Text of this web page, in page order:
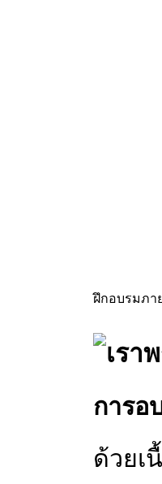
ฝึกอบรมภาย
เรา
การอ
ด้วยเ